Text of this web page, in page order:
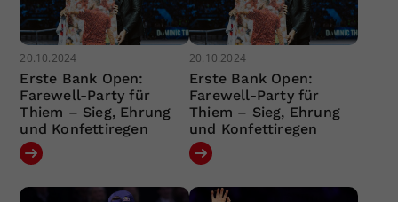
20.10.2024
Erste Bank Open:
Farewell-Party für
Thiem – Sieg, Ehrung
und Konfettiregen
20.10.2024
Erste Bank Open:
Farewell-Party für
Thiem – Sieg, Ehrung
und Konfettiregen